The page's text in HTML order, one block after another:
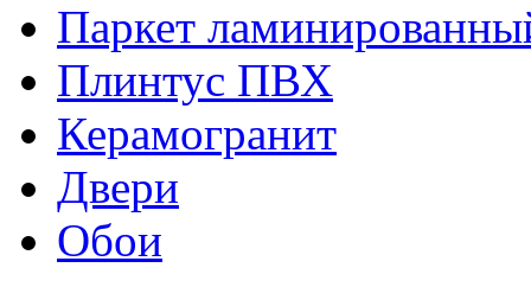
Паркет
Плинтус ПВХ
Керамогранит
Двери
Обои